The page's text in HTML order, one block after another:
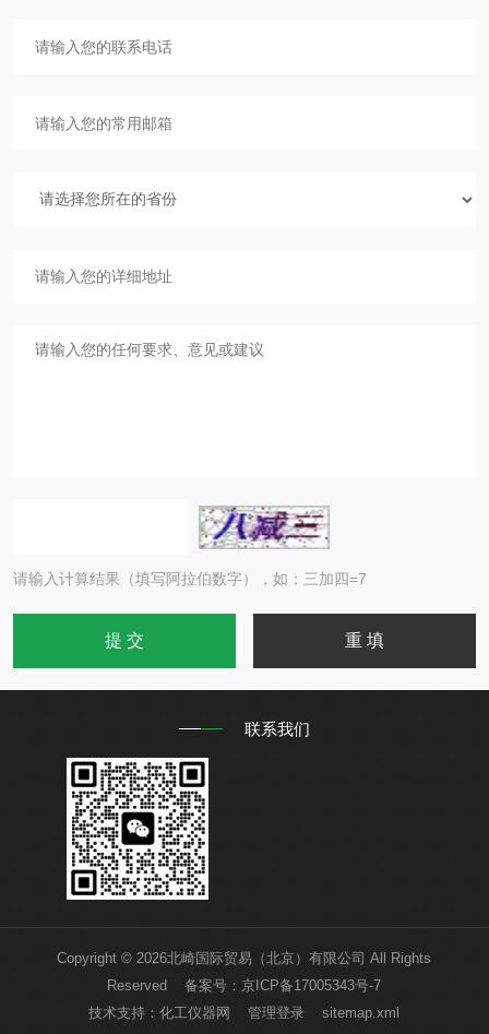
请输入计算结果（填写阿拉伯数字），如：三加四=7
联系我们
Copyright © 2026北崎国际贸易（北京）有限公司 All Rights
Reserved 备案号：京ICP备17005343号-7
技术支持：化工仪器网 管理登录 sitemap.xml